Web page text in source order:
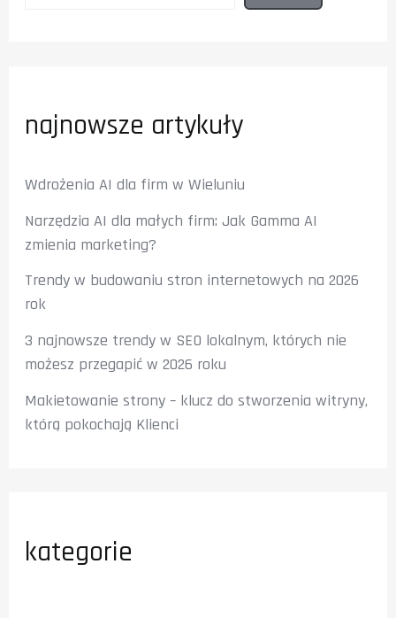
najnowsze artykuły
Wdrożenia AI dla firm w Wieluniu
Narzędzia AI dla małych firm: Jak Gamma AI
zmienia marketing?
Trendy w budowaniu stron internetowych na 2026
rok
3 najnowsze trendy w SEO lokalnym, których nie
możesz przegapić w 2026 roku
Makietowanie strony – klucz do stworzenia witryny,
którą pokochają Klienci
kategorie